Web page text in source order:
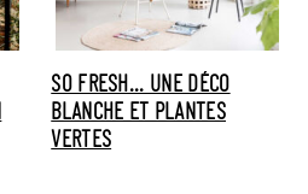
SO FRESH... UNE DÉCO
BLANCHE ET PLANTES
VERTES